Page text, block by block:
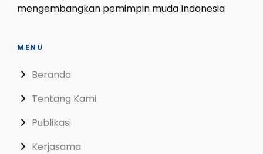
mengembangkan pemimpin muda Indonesia
MENU
Beranda
Tentang Kami
Publikasi
Kerjasama